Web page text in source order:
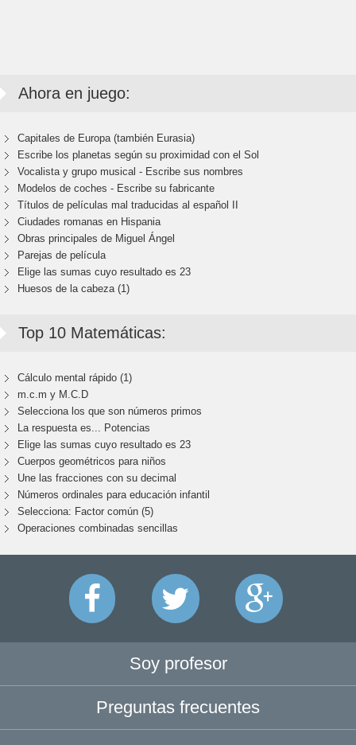
Ahora en juego:
Capitales de Europa (también Eurasia)
Escribe los planetas según su proximidad con el Sol
Vocalista y grupo musical - Escribe sus nombres
Modelos de coches - Escribe su fabricante
Títulos de películas mal traducidas al español II
Ciudades romanas en Hispania
Obras principales de Miguel Ángel
Parejas de película
Elige las sumas cuyo resultado es 23
Huesos de la cabeza (1)
Top 10 Matemáticas:
Cálculo mental rápido (1)
m.c.m y M.C.D
Selecciona los que son números primos
La respuesta es... Potencias
Elige las sumas cuyo resultado es 23
Cuerpos geométricos para niños
Une las fracciones con su decimal
Números ordinales para educación infantil
Selecciona: Factor común (5)
Operaciones combinadas sencillas
Soy profesor
Preguntas frecuentes